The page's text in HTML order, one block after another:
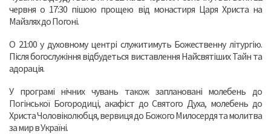
червня о 17:30 пішою прощею від монастиря Царя Христа на
Майзлях до Погоні.
О 21:00 у духовному центрі служитимуть Божественну літургію.
Після богослужіння відбудеться виставлення Найсвятіших Тайн та
адорація.
У програмі нічних чувань також заплановані молебень до
Погінської Богородиці, акафіст до Святого Духа, молебень до
Христа Чоловіколюбця, вервиця до Божого Милосердя та молитва
за мир в Україні.